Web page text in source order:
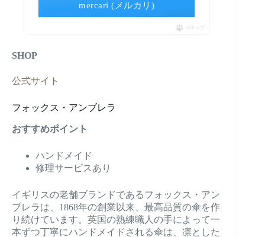
mercari (メルカリ)
ポチップ
SHOP
公式サイト
フォックス・アンブレラ
おすすめポイント
ハンドメイド
修理サービスあり
イギリスの老舗ブランドであるフォックス・アン
ブレラは、1868年の創業以来、最高品質の傘を作
り続けています。英国の熟練職人の手によって一
本ずつ丁寧にハンドメイドされる傘は、凛とした